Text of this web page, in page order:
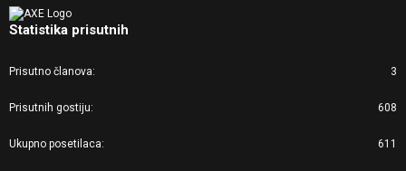
Statistika prisutnih
Prisutno članova 3
Prisutnih gostiju 608
Ukupno posetilaca 611